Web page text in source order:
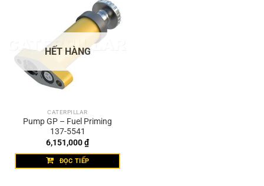
HẾT HÀNG
CATERPILLAR
Pump GP – Fuel Priming
137-5541
6,151,000₫
ĐỌC TIẾP